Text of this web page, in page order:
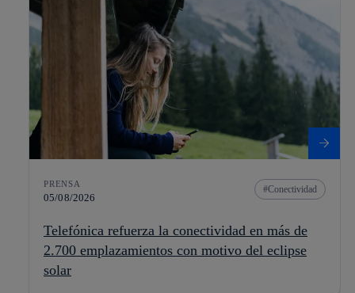
PRENSA
05/08/2026
Conectividad
Telefónica refuerza la conectividad en más de
2.700 emplazamientos con motivo del eclipse
solar